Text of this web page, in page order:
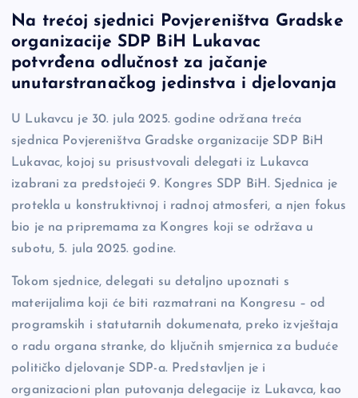
c
e
b
o
o
k
p
y
Li
k
se
n
g
er
er ar
e
Na trećoj sjednici Povjereništva Gradske
organizacije SDP BiH Lukavac
potvrđena odlučnost za jačanje
unutarstranačkog jedinstva i djelovanja
U Lukavcu je 30. jula 2025. godine održana treća
sjednica Povjereništva Gradske organizacije SDP BiH
Lukavac, kojoj su prisustvovali delegati iz Lukavca
izabrani za predstojeći 9. Kongres SDP BiH. Sjednica je
protekla u konstruktivnoj i radnoj atmosferi, a njen fokus
bio je na pripremama za Kongres koji se održava u
subotu, 5. jula 2025. godine.
Tokom sjednice, delegati su detaljno upoznati s
materijalima koji će biti razmatrani na Kongresu – od
programskih i statutarnih dokumenata, preko izvještaja
o radu organa stranke, do ključnih smjernica za buduće
političko djelovanje SDP-a. Predstavljen je i
organizacioni plan putovanja delegacije iz Lukavca, kao